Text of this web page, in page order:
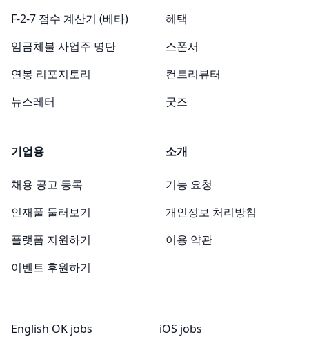
F-2-7 점수 계산기 (베타)
임금체불 사업주 명단
연봉 리포지토리
뉴스레터
혜택
스폰서
컨트리뷰터
굿즈
기업용
채용 공고 등록
인재풀 둘러보기
플랫폼 지원하기
이벤트 후원하기
소개
기능 요청
개인정보 처리방침
이용 약관
English OK jobs
iOS jobs